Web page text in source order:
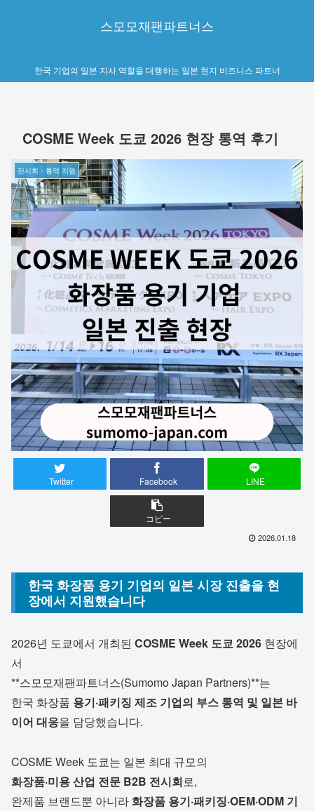
스모모재팬파트너스
한국 기업의 일본 지사 역할을 대행하는 일본 현지 비즈니스 파트너
COSME Week 도쿄 2026 현장 통역 후기
전시회・통역 지원
Twitter Facebook LINE
コピー
2026.01.18
한국 화장품 용기 기업의 일본 시장 진출을 현
장에서 지원했습니다
2026년 도쿄에서 개최된 COSME Week 도쿄 2026 현장에
서
**스모모재팬파트너스(Sumomo Japan Partners)**는
한국 화장품 용기·패키징 제조 기업의 부스 통역 및 일본 바
이어 대응을 담당했습니다.
COSME Week 도쿄는 일본 최대 규모의
화장품·미용 산업 전문 B2B 전시회로,
완제품 브랜드뿐 아니라화장품 용기·패키징·OEM·ODM 기